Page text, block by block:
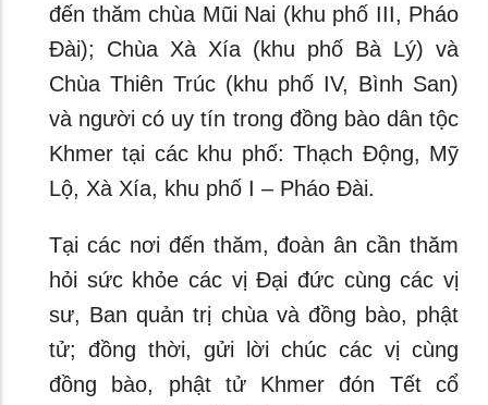
đến thăm chùa Mũi Nai (khu phố III, Pháo
Đài); Chùa Xà Xía (khu phố Bà Lý) và
Chùa Thiên Trúc (khu phố IV, Bình San)
và người có uy tín trong đồng bào dân tộc
Khmer tại các khu phố: Thạch Động, Mỹ
Lộ, Xà Xía, khu phố I – Pháo Đài.
Tại các nơi đến thăm, đoàn ân cần thăm
hỏi sức khỏe các vị Đại đức cùng các vị
sư, Ban quản trị chùa và đồng bào, phật
tử; đồng thời, gửi lời chúc các vị cùng
đồng bào, phật tử Khmer đón Tết cổ